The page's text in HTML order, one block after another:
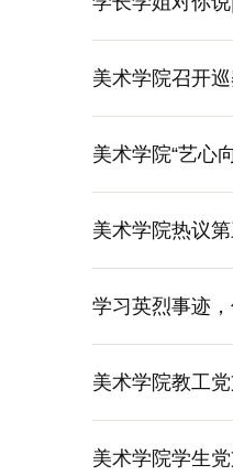
美术学院召开
美术学院“艺心
美术学院热议
学习英烈事迹
美术学院教工
美术学院学生